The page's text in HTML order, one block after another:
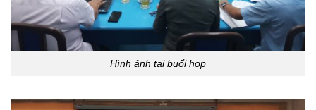
Hình ảnh tại buổi họp